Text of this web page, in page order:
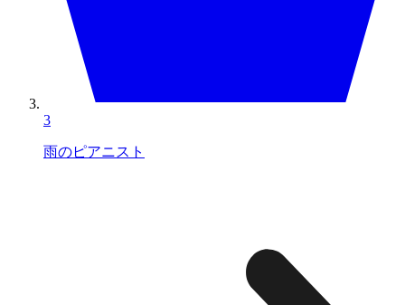
3
雨のピアニスト